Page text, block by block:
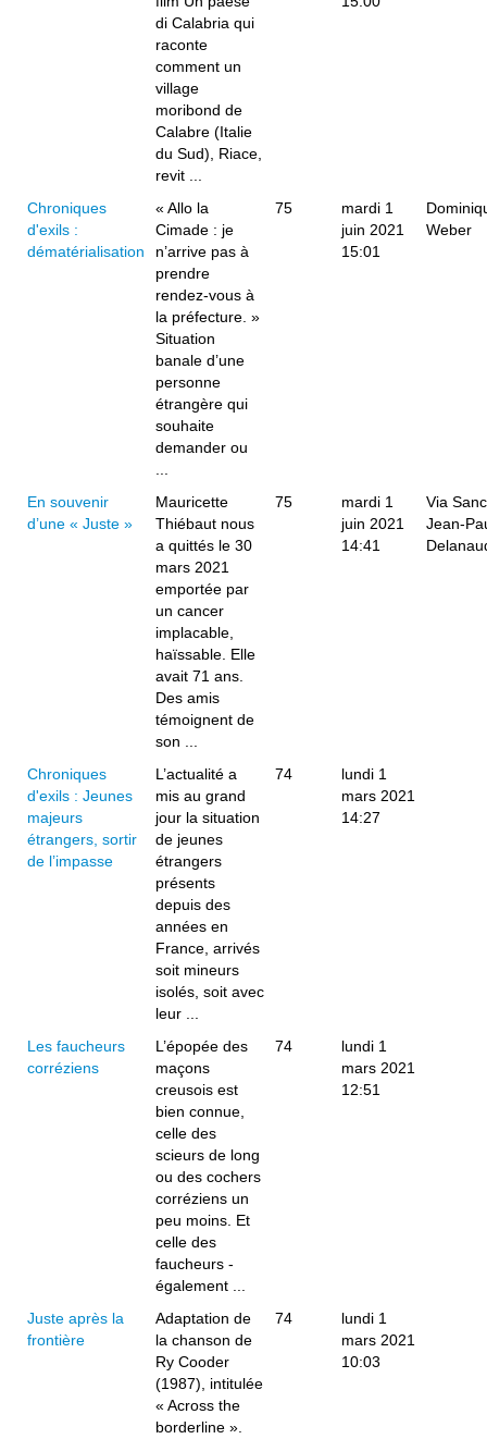
di Calabria qui
raconte
comment un
village
moribond de
Calabre (Italie
du Sud), Riace,
revit ...
Chroniques
d'exils :
dématérialisation
« Allo la
Cimade : je
n’arrive pas à
prendre
rendez-vous à
la préfecture. »
Situation
banale d’une
personne
étrangère qui
souhaite
demander ou
75
mardi 1
juin 2021
15:01
Weber
En souvenir
d’une « Juste »
Mauricette
Thiébaut nous
a quittés le 30
mars 2021
emportée par
un cancer
implacable,
haïssable. Elle
avait 71 ans.
Des amis
témoignent de
son ...
75
mardi 1
juin 2021
14:41
Via
Jean-
Chroniques
d'exils : Jeunes
majeurs
étrangers, sortir
de l’impasse
L’actualité a
mis au grand
jour la situation
de jeunes
étrangers
présents
depuis des
années en
France, arrivés
soit mineurs
isolés, soit avec
leur ...
74
lundi 1
mars 2021
14:27
Les faucheurs
corréziens
L’épopée des
maçons
creusois est
bien connue,
celle des
scieurs de long
ou des cochers
corréziens un
peu moins. Et
celle des
faucheurs -
également ...
74
lundi 1
mars 2021
12:51
Juste après la
frontière
Adaptation de
la chanson de
Ry Cooder
(1987), intitulée
« Across the
borderline ».
74
lundi 1
mars 2021
10:03